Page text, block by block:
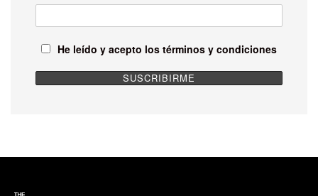
He leído y acepto los términos y condiciones